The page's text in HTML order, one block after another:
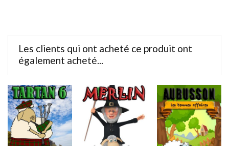
Les clients qui ont acheté ce produit ont
également acheté...